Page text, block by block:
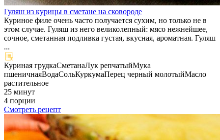
Гуляш из курицы в сметане на сковороде
Куриное филе очень часто получается сухим, но только не в
этом случае. Гуляш из него великолепный: мясо нежнейшее,
сочное, сметанная подливка густая, вкусная, ароматная. Гуляш
...
Куриная грудкаСметанаЛук репчатыйМука
пшеничнаяВодаСольКуркумаПерец черный молотыйМасло
растительное
25 минут
4 порции
Смотреть рецепт